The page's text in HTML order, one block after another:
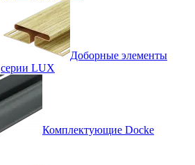
Доборные элементы
серии LUX
Комплектующие Docke